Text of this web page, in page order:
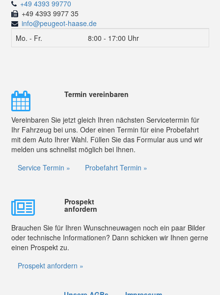
+49 4393 99770
+49 4393 9977 35
info@peugeot-haase.de
Mo. - Fr.
8:00 - 17:00 Uhr
Termin vereinbaren
Vereinbaren Sie jetzt gleich Ihren nächsten Servicetermin für
Ihr Fahrzeug bei uns. Oder einen Termin für eine Probefahrt
mit dem Auto Ihrer Wahl. Füllen Sie das Formular aus und wir
melden uns schnellst möglich bei Ihnen.
Service Termin »
Probefahrt Termin »
Prospekt
anfordern
Brauchen Sie für Ihren Wunschneuwagen noch ein paar Bilder
oder technische Informationen? Dann schicken wir Ihnen gerne
einen Prospekt zu.
Prospekt anfordern »